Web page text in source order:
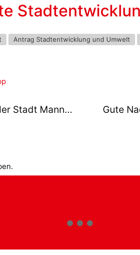
Antrag Stadtentwicklung und Umwelt
Antrag: Sachgrundlose Befristungen bei der Stadt Mannheim abschaffen